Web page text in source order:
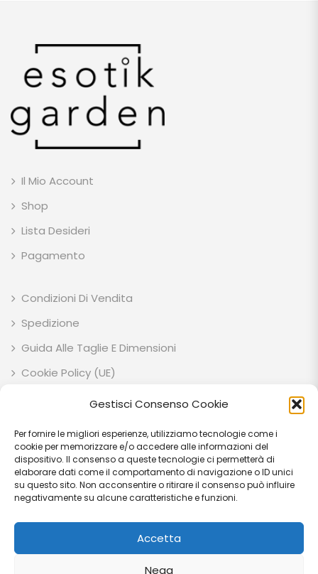
Gestisci Consenso Cookie
Per fornire le migliori esperienze, utilizziamo tecnologie come i
cookie per memorizzare e/o accedere alle informazioni del
dispositivo. Il consenso a queste tecnologie ci permetterà di
elaborare dati come il comportamento di navigazione o ID unici
su questo sito. Non acconsentire o ritirare il consenso può influire
negativamente su alcune caratteristiche e funzioni.
Accetta
Nega
Il Mio Account
Shop
Lista Desideri
Pagamento
Condizioni Di Vendita
Spedizione
Guida Alle Taglie E Dimensioni
Cookie Policy (UE)
ESOTIK GARDEN SOCIETA' AGRICOLA SEMPLICE P.IVA: IT03707710541 C.F:
03707710541 VIA EZIO RUBEGNI 14 06023 - GUALDO TADINO (PG) - IT
PEC: esotikgarden@pec.it